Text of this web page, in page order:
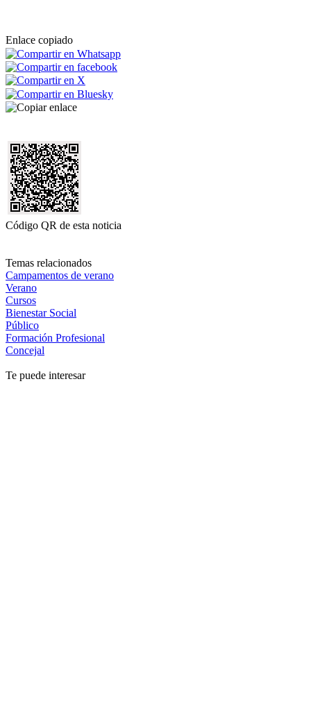
Enlace copiado
Código QR de esta noticia
Temas relacionados
Campamentos de verano
Verano
Cursos
Bienestar Social
Público
Formación Profesional
Concejal
Te puede interesar